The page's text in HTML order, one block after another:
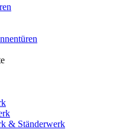
& Ständerwerk